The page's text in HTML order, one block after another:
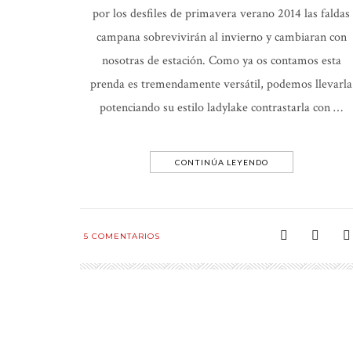
por los desfiles de primavera verano 2014 las faldas
campana sobrevivirán al invierno y cambiaran con
nosotras de estación. Como ya os contamos esta
prenda es tremendamente versátil, podemos llevarla
potenciando su estilo ladylake contrastarla con …
CONTINÚA LEYENDO
5 COMENTARIOS